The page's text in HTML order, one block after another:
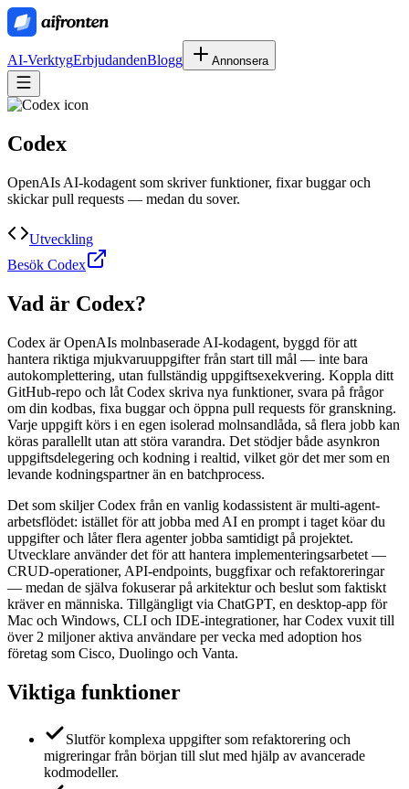
AI-VerktygErbjudandenBlogg Annonsera
Codex
OpenAIs AI-kodagent som skriver funktioner, fixar buggar och
skickar pull requests — medan du sover.
Utveckling
Besök Codex
Vad är Codex?
Codex är OpenAIs molnbaserade AI-kodagent, byggd för att
hantera riktiga mjukvaruuppgifter från start till mål — inte bara
autokomplettering, utan fullständig uppgiftsexekvering. Koppla ditt
GitHub-repo och låt Codex skriva nya funktioner, svara på frågor
om din kodbas, fixa buggar och öppna pull requests för granskning.
Varje uppgift körs i en egen isolerad molnsandlåda, så flera jobb kan
köras parallellt utan att störa varandra. Det stödjer både asynkron
uppgiftsdelegering och kodning i realtid, vilket gör det mer som en
levande kodningspartner än en batchprocess.
Det som skiljer Codex från en vanlig kodassistent är multi-agent-
arbetsflödet: istället för att jobba med AI en prompt i taget köar du
uppgifter och låter flera agenter jobba samtidigt på projektet.
Utvecklare använder det för att hantera implementeringsarbetet —
CRUD-operationer, API-endpoints, buggfixar och refaktoreringar
— medan de själva fokuserar på arkitektur och beslut som faktiskt
kräver en människa. Tillgängligt via ChatGPT, en desktop-app för
Mac och Windows, CLI och IDE-integrationer, har Codex vuxit till
över 2 miljoner aktiva användare per vecka med adoption hos
företag som Cisco, Duolingo och Vanta.
Viktiga funktioner
Slutför komplexa uppgifter som refaktorering och
migreringar från början till slut med hjälp av avancerade
kodmodeller.